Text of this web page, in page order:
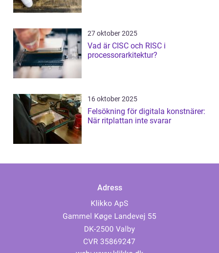
27 oktober 2025
Vad är CISC och RISC i
processorarkitektur?
16 oktober 2025
Felsökning för digitala konstnärer:
När ritplattan inte svarar
Adress